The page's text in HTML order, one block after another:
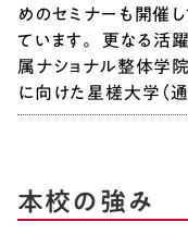
めのセミナーも開催
ています。 更なる活
属ナショナル整体学
に向けた星槎大学（
本校の強み